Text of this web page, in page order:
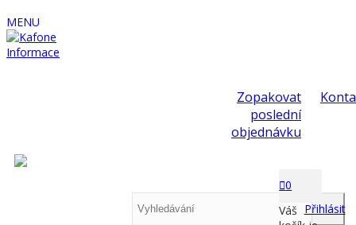
MENU
Informace
Zopakovat
poslední
objednávku
0
Váš Přihlásit